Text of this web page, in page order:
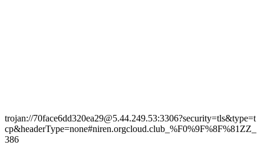
trojan://70face6dd320ea29@5.44.249.53:3306?security=tls&type=t
cp&headerType=none#niren.orgcloud.club_%F0%9F%8F%81ZZ_
386